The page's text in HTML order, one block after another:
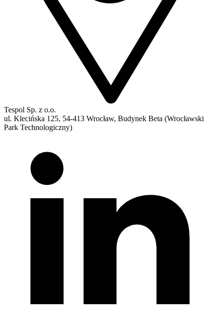
Tespol Sp. z o.o.
ul. Klecińska 125, 54-413 Wrocław, Budynek Beta (Wrocławski
Park Technologiczny)